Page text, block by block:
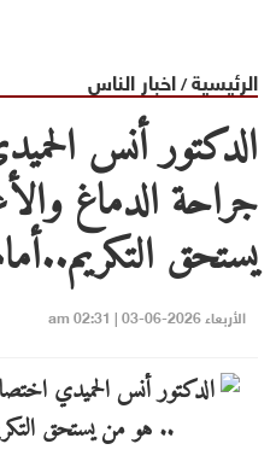
الرئيسية/اخبار الناس
الدكتور أنس
جراحة الدماغ
يستحق
الأربعاء 2026-06-03 | 02:31 am